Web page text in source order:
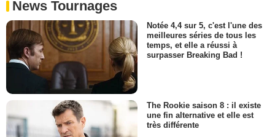
News Tournages
Notée 4,4 sur 5, c'est l'une des
meilleures séries de tous les
temps, et elle a réussi à
surpasser Breaking Bad !
The Rookie saison 8 : il existe
une fin alternative et elle est
très différente